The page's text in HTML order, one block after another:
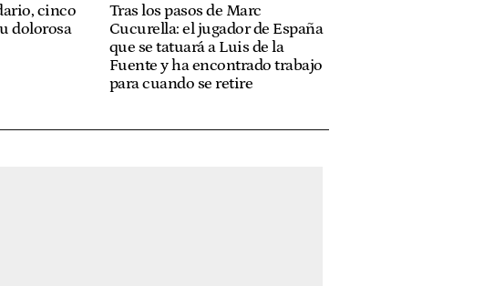
cinco
dolorosa
Tras los pasos de Marc
Cucurella: el jugador de España
que se tatuará a Luis de la
Fuente y ha encontrado trabajo
para cuando se retire